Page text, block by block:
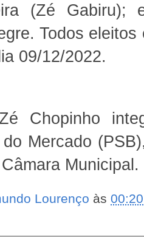
(Zé Gabiru);
Todos
09/12/2022.
Chopinho
Mercado
Municipal.
Lourenço às 00:20